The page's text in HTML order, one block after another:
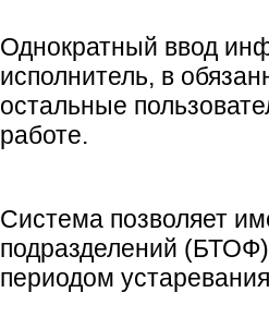
Однократный ввод
исполнитель, в
остальные
работе.
Система позволяет
подразделений
периодом